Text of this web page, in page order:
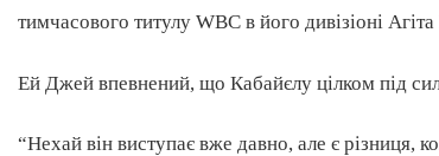
тимчасового титулу WBC в його дивізіоні
Ей Джей впевнений, що Кабайєлу цілком під
“Нехай він виступає вже давно, але є різниця,